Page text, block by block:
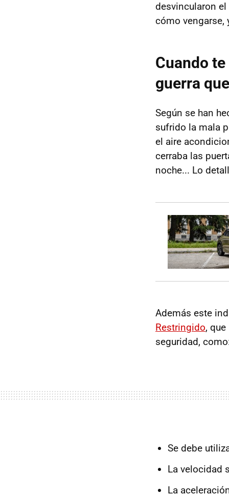
desvincularon
cómo vengarse,
Cuando
guerra
Según se han
sufrido la mala
el aire
cerraba las
noche... Lo
Además este
Restringido,
seguridad,
Se debe
La velocidad
La